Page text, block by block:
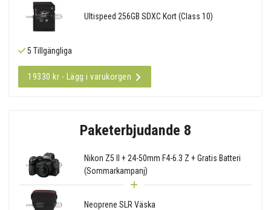
Ultispeed 256GB SDXC Kort (Class 10)
5 Tillgängliga
19330 kr - Lägg i varukorgen
Paketerbjudande 8
Nikon Z5 II + 24-50mm F4-6.3 Z + Gratis Batteri
(Sommarkampanj)
Neoprene SLR Väska